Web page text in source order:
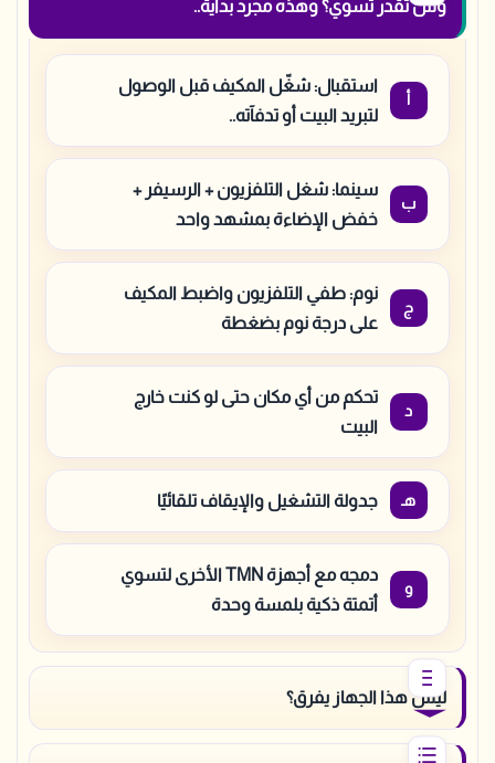
وش تقدر تسوي؟ وهذه مجرد بداية..
استقبال: شغّل المكيف قبل الوصول
لتبريد البيت أو تدفآته..
سينما: شغل التلفزيون + الرسيفر +
خفض الإضاءة بمشهد واحد
نوم: طفي التلفزيون واضبط المكيف
على درجة نوم بضغطة
تحكم من أي مكان حتى لو كنت خارج
البيت
جدولة التشغيل والإيقاف تلقائيًا
دمجه مع أجهزة TMN الأخرى لتسوي
أتمتة ذكية بلمسة وحدة
ليش هذا الجهاز يفرق؟